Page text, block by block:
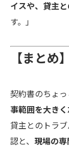
イスや、貸主
す。」
【まとめ】
契約書のちょっ
事範囲を大き
貸主とのトラ
認と、 現場の